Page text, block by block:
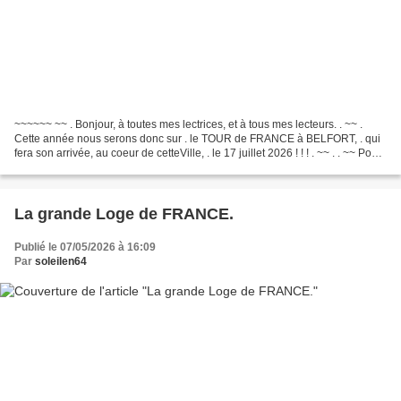
~~~~~~ ~~ . Bonjour, à toutes mes lectrices, et à tous mes lecteurs. . ~~ .
Cette année nous serons donc sur . le TOUR de FRANCE à BELFORT, . qui
fera son arrivée, au coeur de cetteVille, . le 17 juillet 2026 ! ! ! . ~~ . . ~~ Pour
La grande Loge de FRANCE.
Publié le 07/05/2026 à 16:09
Par soleilen64